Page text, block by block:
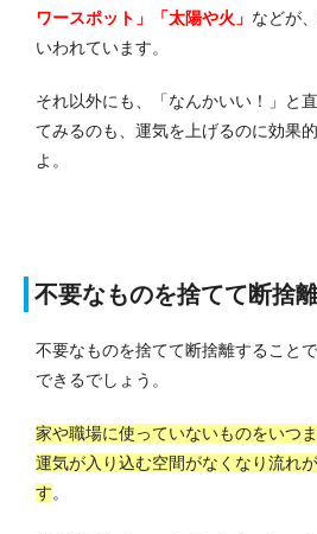
ワースポット」「太陽や火」 などが
いわれています。
それ以外にも、「なんかいい！」と
てみるのも、運気を上げるのに効果
よ。
不要なものを捨てて断捨
不要なものを捨てて断捨離すること
できるでしょう。
家や職場に使っていないものをいつ
運気が入り込む空間がなくなり流れ
す。